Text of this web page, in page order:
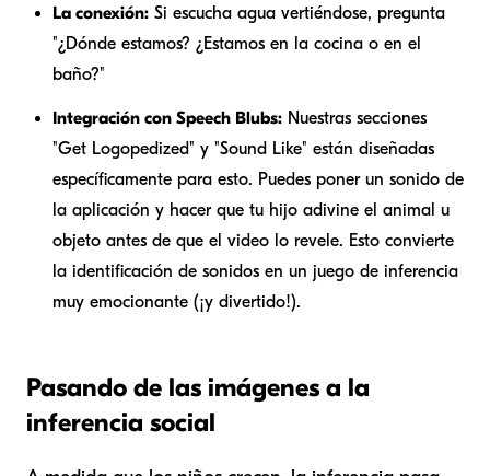
La conexión: Si escucha agua vertiéndose, pregunta
"¿Dónde estamos? ¿Estamos en la cocina o en el
baño?"
Integración con Speech Blubs: Nuestras secciones
"Get Logopedized" y "Sound Like" están diseñadas
específicamente para esto. Puedes poner un sonido de
la aplicación y hacer que tu hijo adivine el animal u
objeto antes de que el video lo revele. Esto convierte
la identificación de sonidos en un juego de inferencia
muy emocionante (¡y divertido!).
Pasando de las imágenes a la
inferencia social